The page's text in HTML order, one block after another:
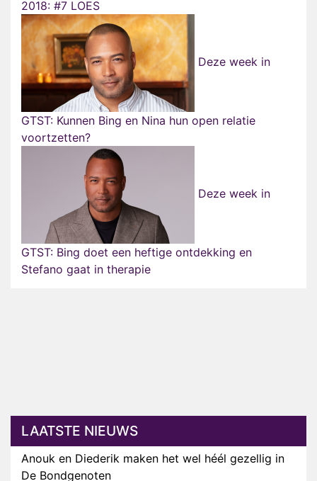
2018: #7 LOES
Deze week in
GTST: Kunnen Bing en Nina hun open relatie
voortzetten?
Deze week in
GTST: Bing doet een heftige ontdekking en
Stefano gaat in therapie
LAATSTE NIEUWS
Anouk en Diederik maken het wel héél gezellig in
De Bondgenoten